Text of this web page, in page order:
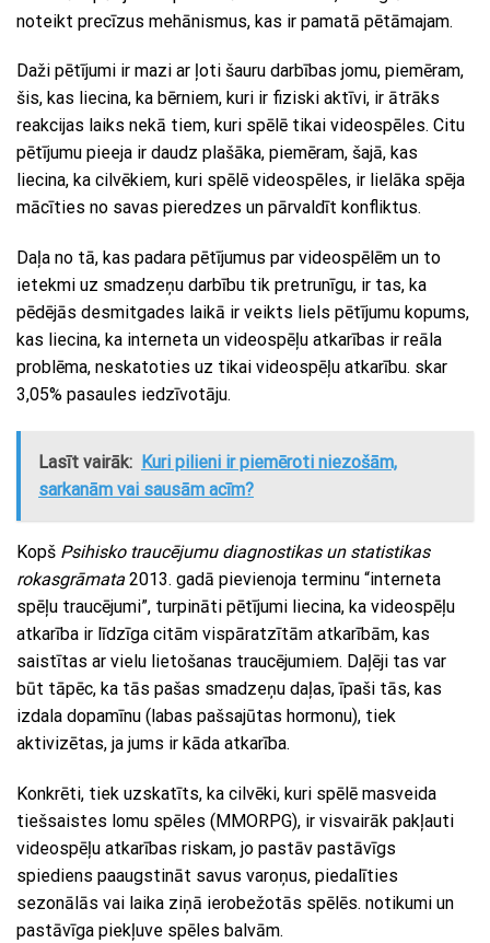
noteikt precīzus mehānismus, kas ir pamatā pētāmajam.
Daži pētījumi ir mazi ar ļoti šauru darbības jomu, piemēram,
šis, kas liecina, ka bērniem, kuri ir fiziski aktīvi, ir ātrāks
reakcijas laiks nekā tiem, kuri spēlē tikai videospēles. Citu
pētījumu pieeja ir daudz plašāka, piemēram, šajā, kas
liecina, ka cilvēkiem, kuri spēlē videospēles, ir lielāka spēja
mācīties no savas pieredzes un pārvaldīt konfliktus.
Daļa no tā, kas padara pētījumus par videospēlēm un to
ietekmi uz smadzeņu darbību tik pretrunīgu, ir tas, ka
pēdējās desmitgades laikā ir veikts liels pētījumu kopums,
kas liecina, ka interneta un videospēļu atkarības ir reāla
problēma, neskatoties uz tikai videospēļu atkarību. skar
3,05% pasaules iedzīvotāju.
Lasīt vairāk: Kuri pilieni ir piemēroti niezošām,
sarkanām vai sausām acīm?
Kopš Psihisko traucējumu diagnostikas un statistikas
rokasgrāmata 2013. gadā pievienoja terminu “interneta
spēļu traucējumi”, turpināti pētījumi liecina, ka videospēļu
atkarība ir līdzīga citām vispāratzītām atkarībām, kas
saistītas ar vielu lietošanas traucējumiem. Daļēji tas var
būt tāpēc, ka tās pašas smadzeņu daļas, īpaši tās, kas
izdala dopamīnu (labas pašsajūtas hormonu), tiek
aktivizētas, ja jums ir kāda atkarība.
Konkrēti, tiek uzskatīts, ka cilvēki, kuri spēlē masveida
tiešsaistes lomu spēles (MMORPG), ir visvairāk pakļauti
videospēļu atkarības riskam, jo ​​pastāv pastāvīgs
spiediens paaugstināt savus varoņus, piedalīties
sezonālās vai laika ziņā ierobežotās spēlēs. notikumi un
pastāvīga piekļuve spēles balvām.